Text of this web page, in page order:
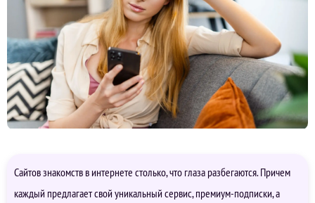
Сайтов знакомств в интернете столько, что глаза разбегаются. Причем
каждый предлагает свой уникальный сервис, премиум-подписки, а